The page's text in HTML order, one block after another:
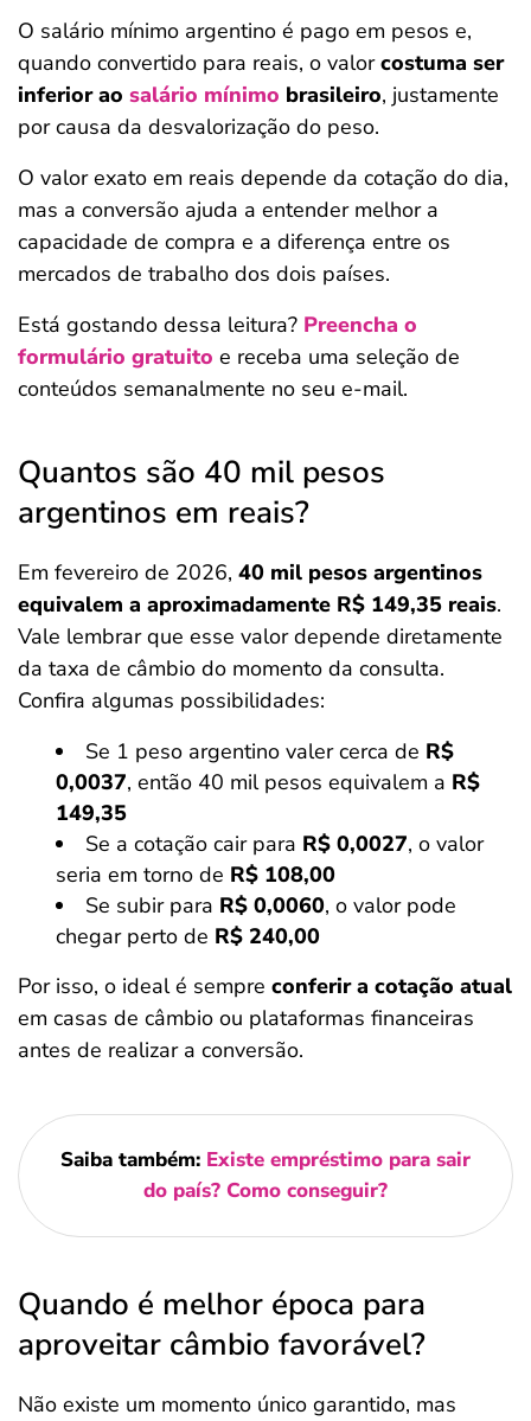
O salário mínimo argentino é pago em pesos e,
quando convertido para reais, o valorcostuma ser
inferior ao salário mínimo brasileiro, justamente
por causa da desvalorização do peso.
O valor exato em reais depende da cotação do dia,
mas a conversão ajuda a entender melhor a
capacidade de compra e a diferença entre os
mercados de trabalho dos dois países.
Está gostando dessa leitura? Preencha o
formulário gratuito e receba uma seleção de
conteúdos semanalmente no seu e-mail.
Quantos são 40 mil pesos
argentinos em reais?
Em fevereiro de 2026, 40 mil pesos argentinos
equivalem a aproximadamente R$ 149,35 reais.
Vale lembrar que esse valor depende diretamente
da taxa de câmbio do momento da consulta.
Confira algumas possibilidades:
Se 1 peso argentino valer cerca de R$
0,0037, então 40 mil pesos equivalem a R$
149,35
Se a cotação cair para R$ 0,0027, o valor
seria em torno de R$ 108,00
Se subir para R$ 0,0060, o valor pode
chegar perto de R$ 240,00
Por isso, o ideal é sempre conferir a cotação atual
em casas de câmbio ou plataformas financeiras
antes de realizar a conversão.
Saiba também: Existe empréstimo para sair
do país? Como conseguir?
Quando é melhor época para
aproveitar câmbio favorável?
Não existe um momento único garantido, mas